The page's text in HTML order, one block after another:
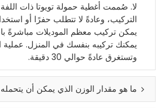
لا. صُممت أغطية حمولة تويوتا ذات اللفة
التركيب، وعادةً لا تتطلب حفرًا أو
يمكن تركيب معظم الموديلات مباشرةً
يمكنك تركيبه بنفسك في المنزل. عملية
وتستغرق عادةً حوالي 30 دقيقة.
ما هو مقدار الوزن الذي يمكن أن